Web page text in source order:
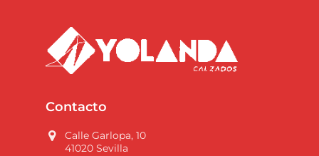
Contacto
Calle Garlopa, 10
41020 Sevilla